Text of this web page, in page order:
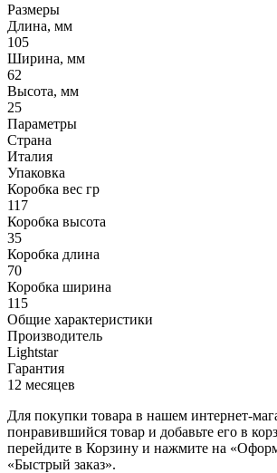
Размеры
Длина, мм
105
Ширина, мм
62
Высота, мм
25
Параметры
Страна
Италия
Упаковка
Коробка вес гр
117
Коробка высота
35
Коробка длина
70
Коробка ширина
115
Общие характеристики
Производитель
Lightstar
Гарантия
12 месяцев
Для покупки товара в нашем интернет-
понравившийся товар и добавьте его в
перейдите в Корзину и нажмите на
«Быстрый заказ».